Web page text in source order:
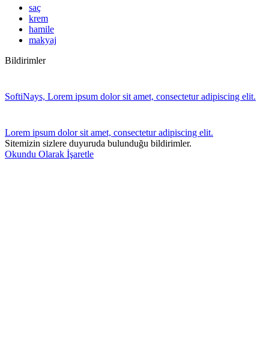
saç
krem
hamile
makyaj
Bildirimler
SoftiNays, Lorem ipsum dolor sit amet, consectetur adipiscing elit.
Lorem ipsum dolor sit amet, consectetur adipiscing elit.
Sitemizin sizlere duyuruda bulunduğu bildirimler.
Okundu Olarak İşaretle